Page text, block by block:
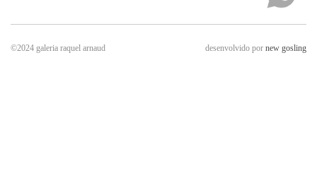
©2024 galeria raquel arnaud desenvolvido por new gosling